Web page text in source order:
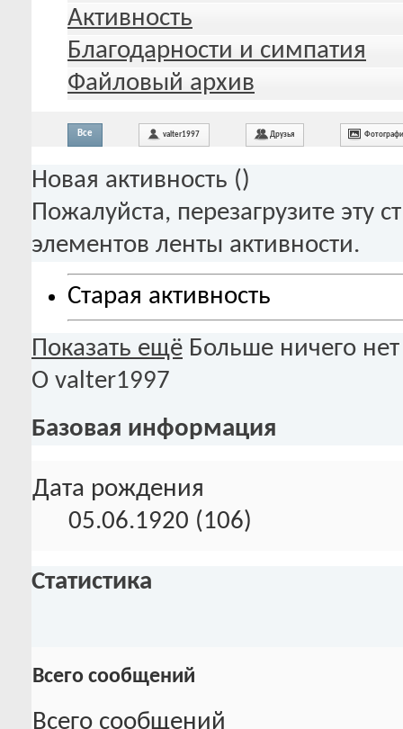
Активность
Благодарности и симпатия
Файловый архив
Все valter1997 Друзья
Новая активность ()
Пожалуйста, перезагрузите эту
элементов ленты активности.
Старая активность
Показать ещё Больше ничего нет
О valter1997
Базовая информация
Дата рождения
05.06.1920 (106)
Статистика
Всего сообщений
Всего сообщений